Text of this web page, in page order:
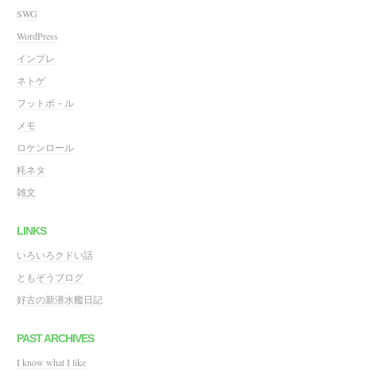
SWG
WordPress
インプレ
ネトゲ
フットボ－ル
メモ
ロケンロール
粍ネタ
雑文
LINKS
いろいろクドい話
ともぞうブログ
好古の新潜水艦日記
PAST ARCHIVES
I know what I like